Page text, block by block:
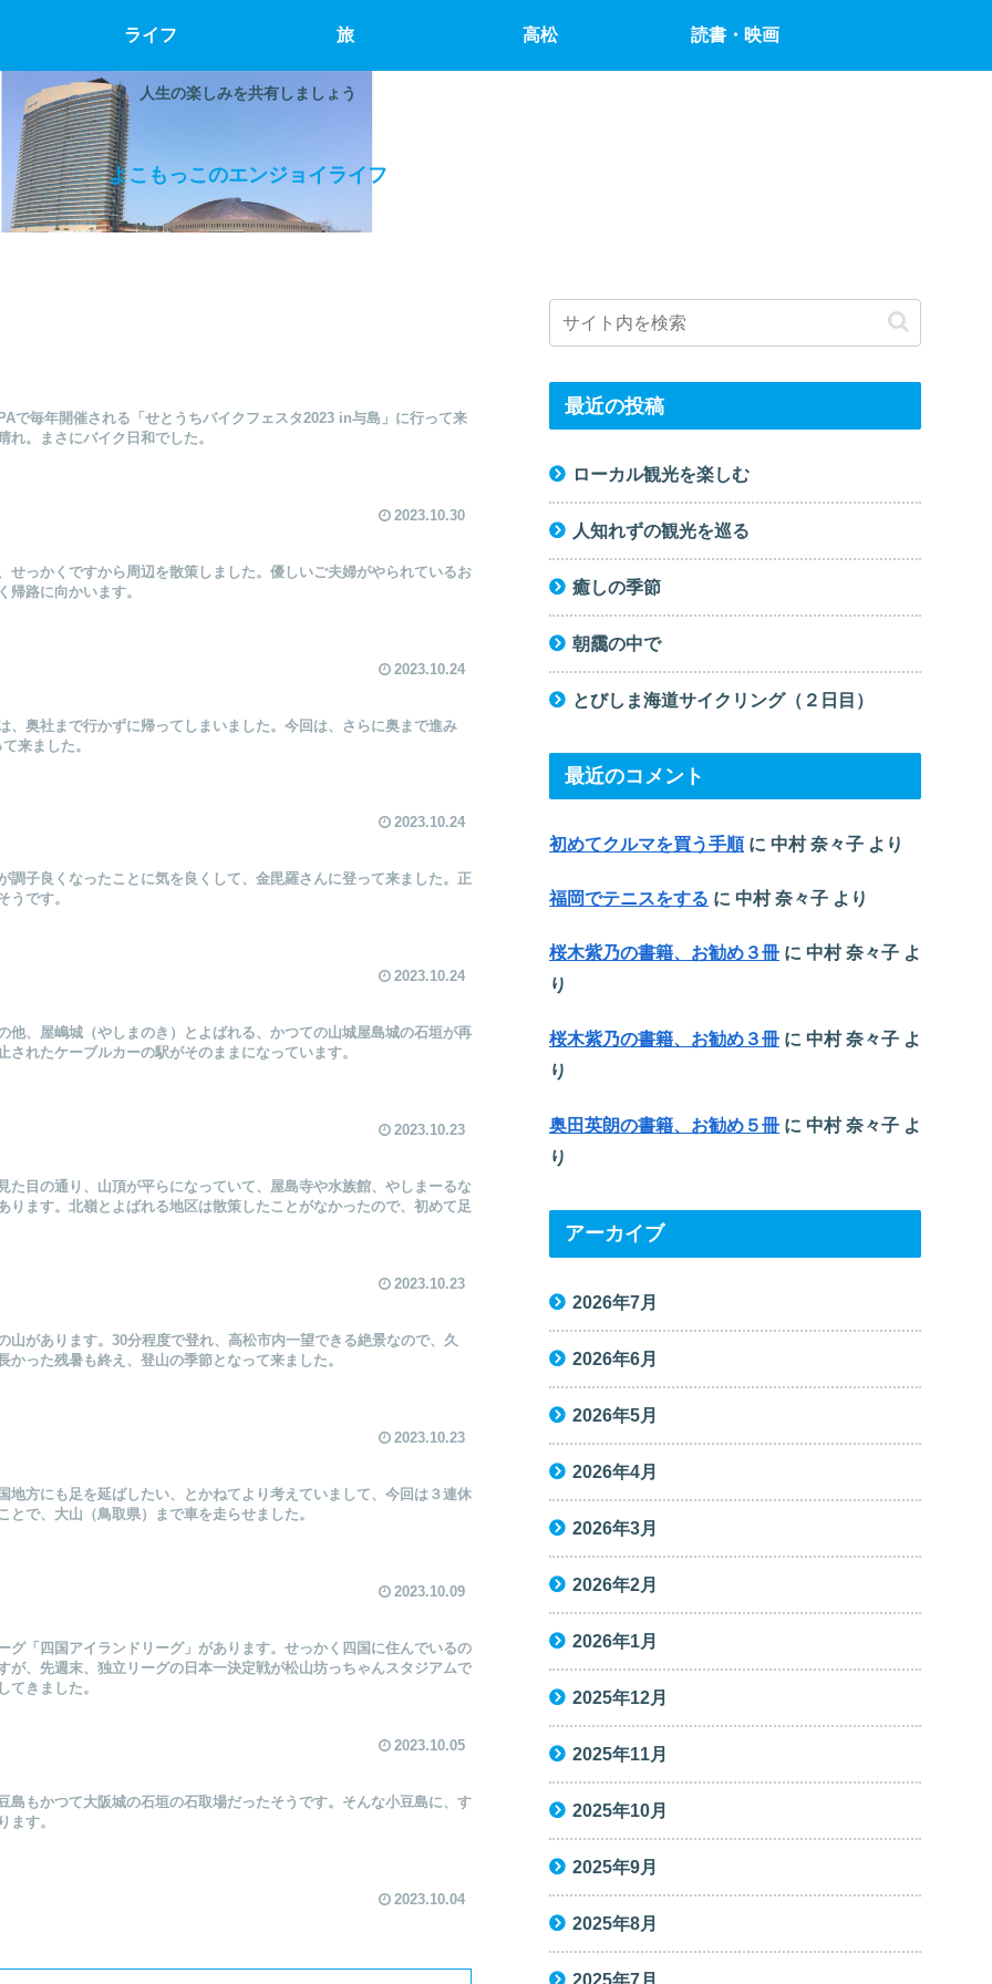
人生の楽しみを共有しましょう
よこもっこのエンジョイライフ
ライフ 旅 高松 読書・映画
で毎年開催される「せとうちバイクフェスタ2023 in与島」に行って来
れ。まさにバイク日和でした。
2023.10.30
せっかくですから周辺を散策しました。優しいご夫婦がやられているお
帰路に向かいます。
2023.10.24
、奥社まで行かずに帰ってしまいました。今回は、さらに奥まで進み
来ました。
2023.10.24
調子良くなったことに気を良くして、金毘羅さんに登って来ました。正
うです。
2023.10.24
他、屋嶋城（やしまのき）とよばれる、かつての山城屋島城の石垣が再
されたケーブルカーの駅がそのままになっています。
2023.10.23
た目の通り、山頂が平らになっていて、屋島寺や水族館、やしまーるな
ります。北嶺とよばれる地区は散策したことがなかったので、初めて足
2023.10.23
山があります。30分程度で登れ、高松市内一望できる絶景なので、久
かった残暑も終え、登山の季節となって来ました。
2023.10.23
地方にも足を延ばしたい、とかねてより考えていまして、今回は３連休
とで、大山（鳥取県）まで車を走らせました。
2023.10.09
グ「四国アイランドリーグ」があります。せっかく四国に住んでいるの
が、先週末、独立リーグの日本一決定戦が松山坊っちゃんスタジアムで
てきました。
2023.10.05
島もかつて大阪城の石垣の石取場だったそうです。そんな小豆島に、す
ます。
2023.10.04
最近の投稿
ローカル観光を楽しむ
人知れずの観光を巡る
癒しの季節
朝靄の中で
とびしま海道サイクリング（２日目）
最近のコメント
初めてクルマを買う手順に 中村 奈々子 より
福岡でテニスをする に 中村 奈々子 より
桜木紫乃の書籍、お勧め３冊 に 中村 奈々子 よ
り
桜木紫乃の書籍、お勧め３冊 に 中村 奈々子 よ
り
奥田英朗の書籍、お勧め５冊 に 中村 奈々子 よ
り
アーカイブ
2026年7月
2026年6月
2026年5月
2026年4月
2026年3月
2026年2月
2026年1月
2025年12月
2025年11月
2025年10月
2025年9月
2025年8月
2025年7月